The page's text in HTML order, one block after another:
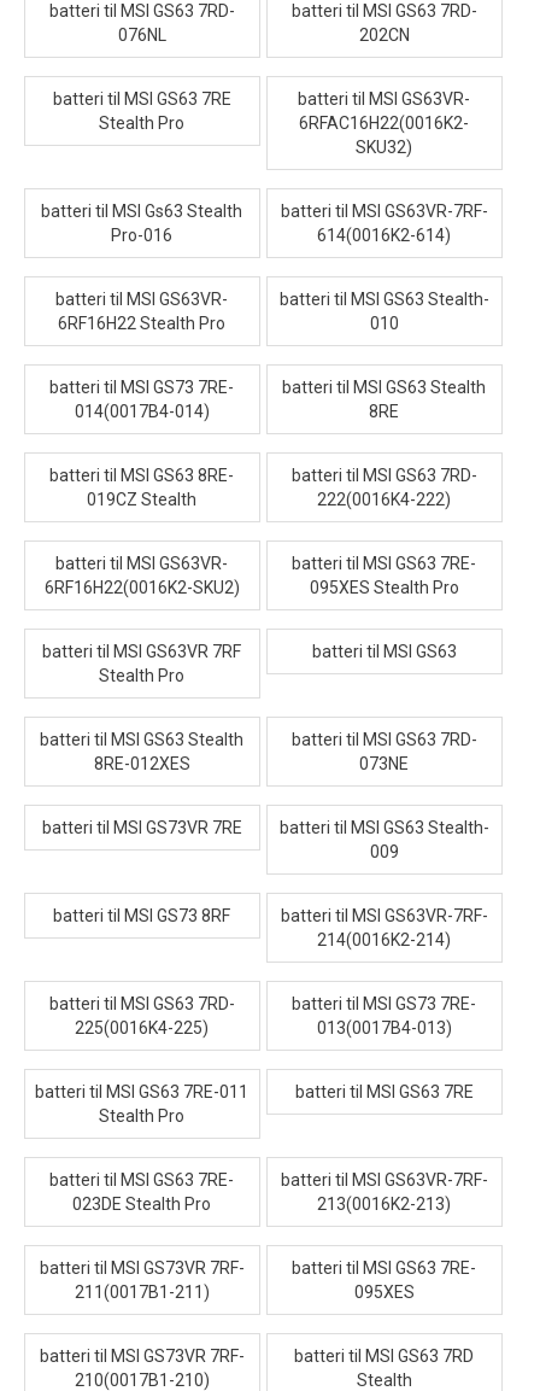
batteri til MSI GS63 7RD-
076NL
batteri til MSI GS63 7RD-
202CN
batteri til MSI GS63 7RE
Stealth Pro
batteri til MSI GS63VR-
6RFAC16H22(0016K2-
SKU32)
batteri til MSI Gs63 Stealth
Pro-016
batteri til MSI GS63VR-7RF-
614(0016K2-614)
batteri til MSI GS63VR-
6RF16H22 Stealth Pro
batteri til MSI GS63 Stealth-
010
batteri til MSI GS73 7RE-
014(0017B4-014)
batteri til MSI GS63 Stealth
8RE
batteri til MSI GS63 8RE-
019CZ Stealth
batteri til MSI GS63 7RD-
222(0016K4-222)
batteri til MSI GS63VR-
6RF16H22(0016K2-SKU2)
batteri til MSI GS63 7RE-
095XES Stealth Pro
batteri til MSI GS63VR 7RF
Stealth Pro
batteri til MSI GS63
batteri til MSI GS63 Stealth
8RE-012XES
batteri til MSI GS63 7RD-
073NE
batteri til MSI GS73VR 7RE
batteri til MSI GS63 Stealth-
009
batteri til MSI GS73 8RF
batteri til MSI GS63VR-7RF-
214(0016K2-214)
batteri til MSI GS63 7RD-
225(0016K4-225)
batteri til MSI GS73 7RE-
013(0017B4-013)
batteri til MSI GS63 7RE-011
Stealth Pro
batteri til MSI GS63 7RE
batteri til MSI GS63 7RE-
023DE Stealth Pro
batteri til MSI GS63VR-7RF-
213(0016K2-213)
batteri til MSI GS73VR 7RF-
211(0017B1-211)
batteri til MSI GS63 7RE-
095XES
batteri til MSI GS73VR 7RF-
210(0017B1-210)
batteri til MSI GS63 7RD
Stealth